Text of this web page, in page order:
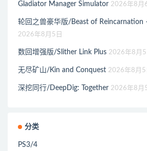
Gladiator Manager Simulator 2026年8月
轮回之兽豪华版/Beast of Reincarnation
2026年8月5日
数回增强版/Slither Link Plus 2026年8月5
无尽矿山/Kin and Conquest 2026年8月5
深挖同行/DeepDig: Together 2026年8月
分类
PS3/4